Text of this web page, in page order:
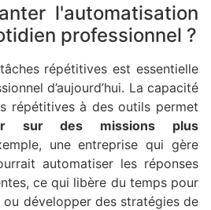
l'automatisation
professionnel ?
répétitives est essentielle
d’aujourd’hui. La capacité
répétitives à des outils permet
sur des missions plus
une entreprise qui gère
automatiser les réponses
ce qui libère du temps pour
ou développer des stratégies de